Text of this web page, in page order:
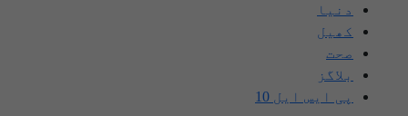
دنیا
کھیل
صحت
بلاگز
پی ایس ایل 10